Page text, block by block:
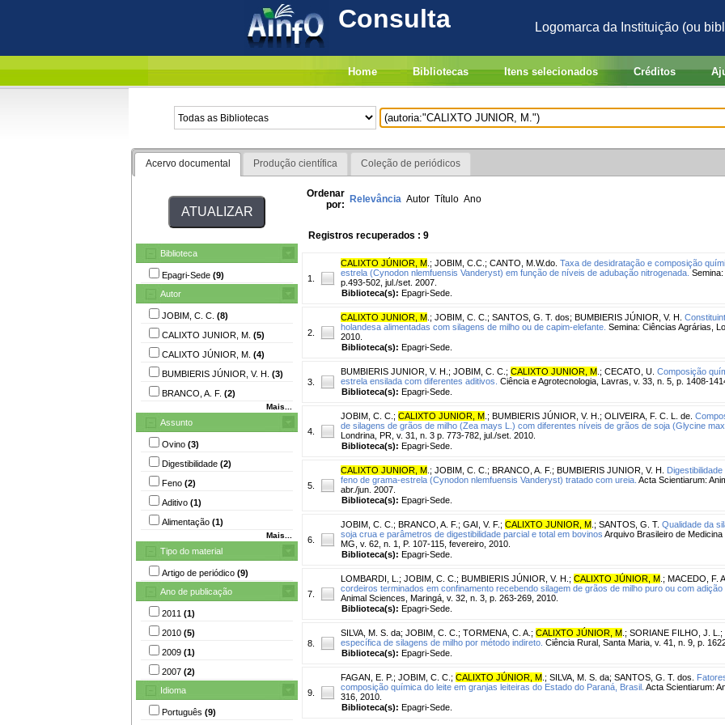
Consulta Logomarca da Instituição (ou
Home Bibliotecas Itens selecionados Créditos
Acervo documental Produção científica Coleção de periódicos
Biblioteca
Epagri-Sede (9)
Autor
JOBIM, C. C. (8)
CALIXTO JUNIOR, M. (5)
CALIXTO JÚNIOR, M. (4)
BUMBIERIS JÚNIOR, V. H. (3)
BRANCO, A. F. (2)
Mais...
Assunto
Ovino (3)
Digestibilidade (2)
Feno (2)
Aditivo (1)
Alimentação (1)
Mais...
Tipo do material
Artigo de periódico (9)
Ano de publicação
2011 (1)
2010 (5)
2009 (1)
2007 (2)
Idioma
Português (9)
Ordenar
por: Relevância Autor Título Ano
Registros recuperados : 9
1.
CALIXTO JÚNIOR, M ; JOBIM, C.C. ; CANTO, M.W.do. Taxa de desidratação e composição
estrela (Cynodon nlemfuensis Vanderyst) em função de níveis de adubação nitrogenada.
p.493-502, jul./set. 2007.
Biblioteca(s): Epagri-Sede.
2.
CALIXTO JUNIOR, M ; JOBIM, C. C. ; SANTOS, G. T. dos; BUMBIERIS JÚNIOR, V. H.
holandesa alimentadas com silagens de milho ou de capim-elefante. Semina: Ciências Agrárias,
2010.
Biblioteca(s): Epagri-Sede.
3.
BUMBIERIS JUNIOR, V. H. ; JOBIM, C. C. ; CALIXTO JUNIOR, M ; CECATO, U. Composição
estrela ensilada com diferentes aditivos. Ciência e Agrotecnologia, Lavras, v. 33, n. 5, p. 1408-
Biblioteca(s): Epagri-Sede.
4.
JOBIM, C. C. ; CALIXTO JUNIOR, M ; BUMBIERIS JÚNIOR, V. H. ; OLIVEIRA, F. C. L. de.
de silagens de grãos de milho (Zea mays L.) com diferentes níveis de grãos de soja (Glycine
Londrina, PR, v. 31, n. 3 p. 773-782, jul./set. 2010.
Biblioteca(s): Epagri-Sede.
5.
CALIXTO JUNIOR, M ; JOBIM, C. C. ; BRANCO, A. F. ; BUMBIERIS JUNIOR, V. H.
feno de grama-estrela (Cynodon nlemfuensis Vanderyst) tratado com ureia. Acta Scientiarum:
abr./jun. 2007.
Biblioteca(s): Epagri-Sede.
6.
JOBIM, C. C. ; BRANCO, A. F. ; GAI, V. F. ; CALIXTO JUNIOR, M ; SANTOS, G. T. Qualidade da
soja crua e parâmetros de digestibilidade parcial e total em bovinos Arquivo Brasileiro de
MG, v. 62, n. 1, P. 107-115, fevereiro, 2010.
Biblioteca(s): Epagri-Sede.
7.
LOMBARDI, L. ; JOBIM, C. C. ; BUMBIERIS JÚNIOR, V. H. ; CALIXTO JÚNIOR, M ; MACEDO, F.
cordeiros terminados em confinamento recebendo silagem de grãos de milho puro ou com
Animal Sciences, Maringá, v. 32, n. 3, p. 263-269, 2010.
Biblioteca(s): Epagri-Sede.
8.
SILVA, M. S. da; JOBIM, C. C. ; TORMENA, C. A. ; CALIXTO JÚNIOR, M ; SORIANE FILHO, J. L. ;
específica de silagens de milho por método indireto. Ciência Rural, Santa Maria, v. 41, n. 9, p.
Biblioteca(s): Epagri-Sede.
9.
FAGAN, E. P. ; JOBIM, C. C. ; CALIXTO JÚNIOR, M ; SILVA, M. S. da; SANTOS, G. T. dos.
composição química do leite em granjas leiteiras do Estado do Paraná, Brasil. Acta Scientiarum:
316, 2010.
Biblioteca(s): Epagri-Sede.